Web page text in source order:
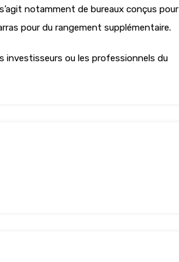
notamment de bureaux conçus pour
pour du rangement supplémentaire.
investisseurs ou les professionnels du